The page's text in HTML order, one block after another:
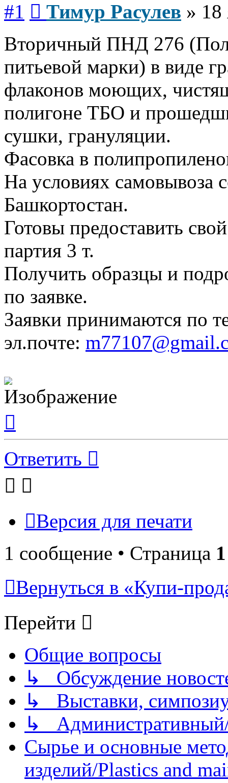
#1 Тимур Расулев » 18
Вторичный ПНД 276
питьевой марки) в виде
флаконов моющих,
полигоне ТБО и
сушки, грануляции.
Фасовка в
На условиях самовывоза
Башкортостан.
Готовы предоставить
партия 3 т.
Получить образцы и
по заявке.
Заявки принимаются по
эл.почте:
началу
Ответить
Версия для печати
1 сообщение • Страница 1
Вернуться в «Купи-
Перейти
Общие вопросы
↳ Обсуждение
↳ Выставки,
↳
Сырье и основные
изделий/Plastics and